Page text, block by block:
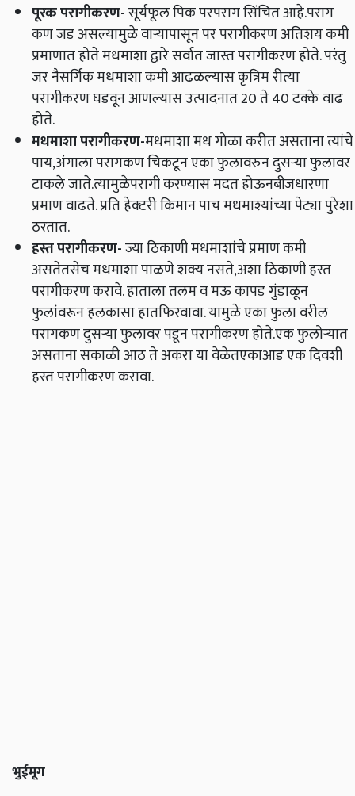
पूरक परागीकरण-सूर्यफूल पिक परपराग सिंचित आहे.पराग
कण जड असल्यामुळे वाऱ्यापासून पर परागीकरण अतिशय कमी
प्रमाणात होते मधमाशा द्वारे सर्वात जास्त परागीकरण होते. परंतु
जर नैसर्गिक मधमाशा कमी आढळल्यास कृत्रिम रीत्या
परागीकरण घडवून आणल्यास उत्पादनात 20 ते 40 टक्के वाढ
होते.
मधमाशा परागीकरण-मधमाशा मध गोळा करीत असताना त्यांचे
पाय,अंगाला परागकण चिकटून एका फुलावरुन दुसऱ्या फुलावर
टाकले जाते.त्यामुळेपरागी करण्यास मदत होऊनबीजधारणा
प्रमाण वाढते. प्रति हेक्‍टरी किमान पाच मधमाश्यांच्या पेट्या पुरेशा
ठरतात.
हस्त परागीकरण-ज्या ठिकाणी मधमाशांचे प्रमाण कमी
असतेतसेच मधमाशा पाळणे शक्य नसते,अशा ठिकाणी हस्त
परागीकरण करावे. हाताला तलम व मऊ कापड गुंडाळून
फुलांवरून हलकासा हातफिरवावा. यामुळे एका फुला वरील
परागकण दुसऱ्या फुलावर पडून परागीकरण होते.एक फुलोऱ्यात
असताना सकाळी आठ ते अकरा या वेळेतएकाआड एक दिवशी
हस्त परागीकरण करावा.
भुईमूग